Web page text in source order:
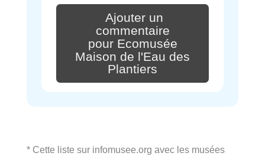
Ajouter un
commentaire
pour Ecomusée
Maison de l'Eau des
Plantiers
* Cette liste sur infomusee.org avec les musées